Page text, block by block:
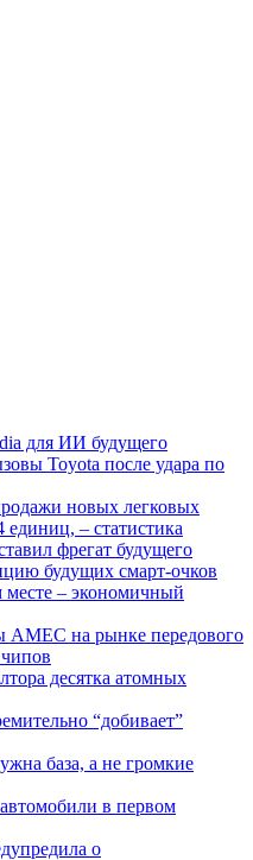
для ИИ будущего
Toyota после удара по
новых легковых
единиц, – статистика
фрегат будущего
будущих смарт-очков
– экономичный
на рынке передового
десятка атомных
“добивает”
база, а не громкие
в первом
о